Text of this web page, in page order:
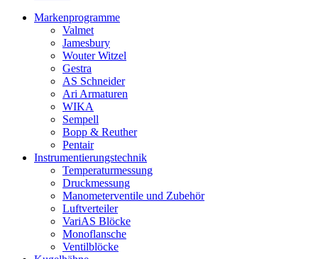
Markenprogramme
Valmet
Jamesbury
Wouter Witzel
Gestra
AS Schneider
Ari Armaturen
WIKA
Sempell
Bopp & Reuther
Pentair
Instrumentierungs­technik
Temperaturmessung
Druckmessung
Manometerventile und Zubehör
Luftverteiler
VariAS Blöcke
Monoflansche
Ventilblöcke